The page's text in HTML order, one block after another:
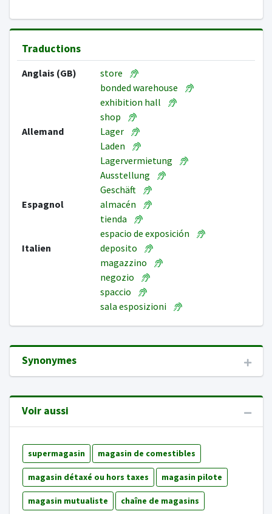
Traductions
Anglais (GB)
store
bonded warehouse
exhibition hall
shop
Allemand
Lager
Laden
Lagervermietung
Ausstellung
Geschäft
Espagnol
almacén
tienda
espacio de exposición
Italien
deposito
magazzino
negozio
spaccio
sala esposizioni
Synonymes
Voir aussi
supermagasin magasin de comestibles
magasin détaxé ou hors taxes magasin pilote
magasin mutualiste chaîne de magasins